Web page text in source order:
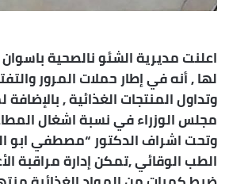
اعلنت مديرية الشئو نالصحية
لها , أنه في إطار حملات المرور
وتداول المنتجات الغذائية , بالإضافة
مجلس الوزراء في نسبة اشغال
وتحت اشراف الدكتور “مصطفي ابو
الطب الوقائي ,تمكن إدارة مراقبة